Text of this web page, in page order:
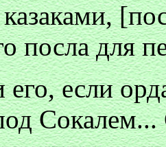
посла для
если
Сокалем...